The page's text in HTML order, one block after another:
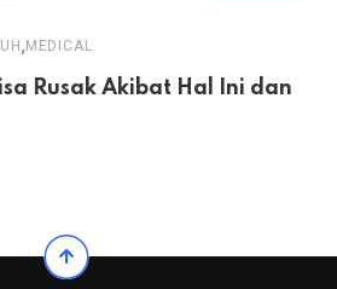
, MEDICAL
Rusak Akibat Hal Ini dan